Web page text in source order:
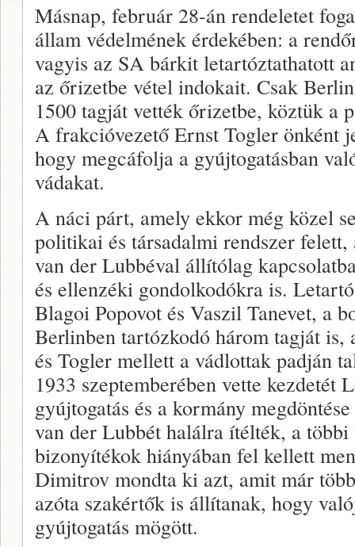
Másnap, február 28-án rendeletet
állam védelmének érdekében: a
vagyis az SA bárkit letartóztathatott
az őrizetbe vétel indokait. Csak
1500 tagját vették őrizetbe, köztük a
A frakcióvezető Ernst Togler önként
hogy megcáfolja a gyújtogatásban
vádakat.
A náci párt, amely ekkor még közel
politikai és társadalmi rendszer felett,
van der Lubbéval állítólag
és ellenzéki gondolkodókra is.
Blagoi Popovot és Vaszil Tanevet, a
Berlinben tartózkodó három tagját is,
és Togler mellett a vádlottak padján
1933 szeptemberében vette kezdetét
gyújtogatás és a kormány
van der Lubbét halálra ítélték, a többi
bizonyítékok hiányában fel kellett
Dimitrov mondta ki azt, amit már
azóta szakértők is állítanak, hogy
gyújtogatás mögött.